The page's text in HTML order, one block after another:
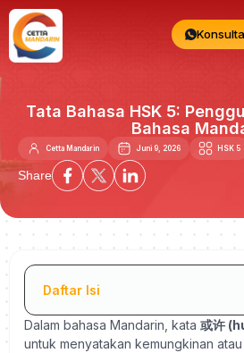
Tata Bahasa HSK 5:
Bahasa
Cetta Mandarin Juni 9, 2026 HSK 5
Share
Daftar Isi
Dalam bahasa Mandarin, kata 或许
untuk menyatakan kemungkinan